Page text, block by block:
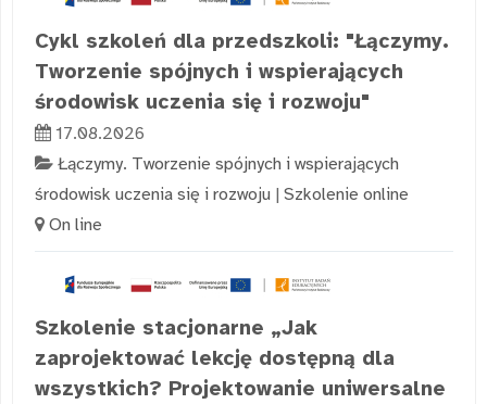
Cykl szkoleń dla przedszkoli: "Łączymy.
Tworzenie spójnych i wspierających
środowisk uczenia się i rozwoju"
17.08.2026
Łączymy. Tworzenie spójnych i wspierających
środowisk uczenia się i rozwoju | Szkolenie online
On line
Szkolenie stacjonarne „Jak
zaprojektować lekcję dostępną dla
wszystkich? Projektowanie uniwersalne